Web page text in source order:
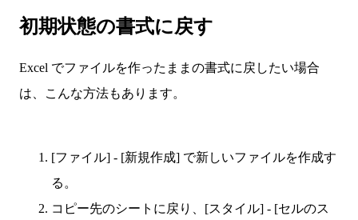
初期状態の書式に戻す
Excel でファイルを作ったままの書式に戻したい場合
は、こんな方法もあります。
[ファイル] - [新規作成] で新しいファイルを作成す
る。
コピー先のシートに戻り、[スタイル] - [セルのス